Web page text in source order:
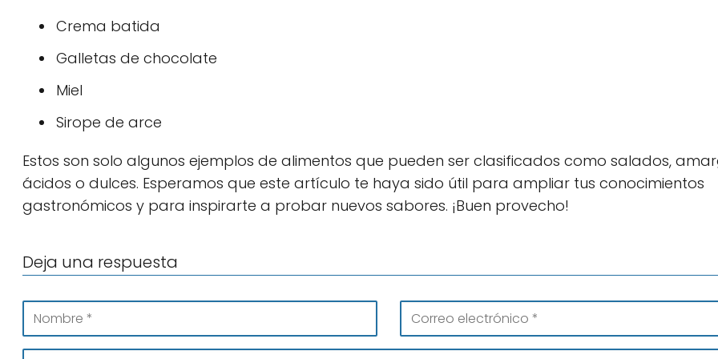
Crema batida
Galletas de chocolate
Miel
Sirope de arce
Estos son solo algunos ejemplos de alimentos que pueden ser clasificados como salados,
ácidos o dulces. Esperamos que este artículo te haya sido útil para ampliar tus conocimientos
gastronómicos y para inspirarte a probar nuevos sabores. ¡Buen provecho!
Deja una respuesta